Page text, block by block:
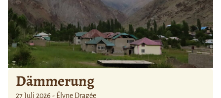
Dämmerung
27 Juli 2026 - Élyne Dragée